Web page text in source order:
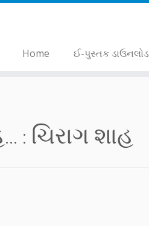
Home ઈ-પુસ્તક ડાઉનલોડ
: ચિરાગ શાહ